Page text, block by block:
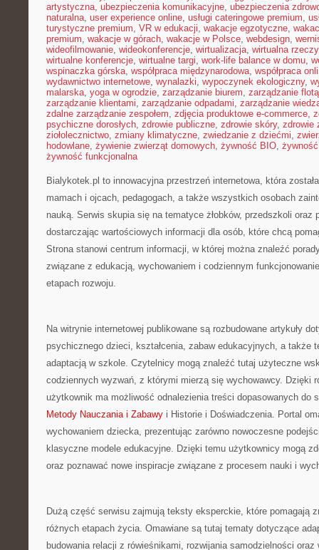
artystyczna, ubezpieczenia komunikacyjne, ubezpieczenia
naturalna, user experience online, usługi cateringowe premium,
turystyczne premium, VR w edukacji, wakacje egzotyczne,
premium, wakacje w górach, wakacje w Polsce, webdesign,
wideofilmowanie, wideokonferencje, wirtualizacja, wirtualna
wirtualne konferencje, wirtualne targi, work-life balance w domu,
wspinaczka górska, współpraca międzynarodowa, współpraca
wydawnictwo internetowe, wynalazki, wypoczynek ekologiczny,
malarska, yoga w ogrodzie, zarządzanie biurem, zarządzanie flotą
zarządzanie klientami, zarządzanie odpadami, zarządzanie
zdalne zarządzanie zespołem, zdjęcia produktowe e-commerce,
psychiczne dorosłych, zdrowie publiczne, zdrowie skóry, zdrowie
ziołolecznictwo, zmiany klimatyczne, zwiedzanie z dziećmi,
hodowlane, żywienie zwierząt domowych, żywność BIO,
żywność funkcjonalna
Bialykotek.pl to innowacyjna przestrzeń internetowa, która
mamach i ojcach, pedagogach, a także wszystkich osobach
nauką. Serwis skupia się na tematyce żłobków, przedszkoli oraz
dostarczając wartościowych informacji dla osób, które chcą
Strona stanowi centrum informacji, w której można znaleźć
związane z edukacją, wychowaniem i codziennym
etapach rozwoju.
Na witrynie internetowej publikowane są rozbudowane artykuły
psychicznego dzieci, kształcenia, zabaw edukacyjnych, a także
adaptacją w szkole. Czytelnicy mogą znaleźć tutaj użyteczne
codziennych wyzwań, z którymi mierzą się wychowawcy. Dzięki
użytkownik ma możliwość odnalezienia treści dopasowanych do
Metody Nauczania i Zabawy i Historie i Doświadczenia. Portal
wychowaniem dziecka, prezentując zarówno nowoczesne
klasyczne modele edukacyjne. Dzięki temu użytkownicy mogą
oraz poznawać nowe inspiracje związane z procesem nauki i
Dużą część serwisu zajmują teksty eksperckie, które pomagają
różnych etapach życia. Omawiane są tutaj tematy dotyczące
budowania relacji z rówieśnikami, rozwijania samodzielności